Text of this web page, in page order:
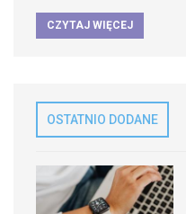
CZYTAJ WIĘCEJ
OSTATNIO DODANE